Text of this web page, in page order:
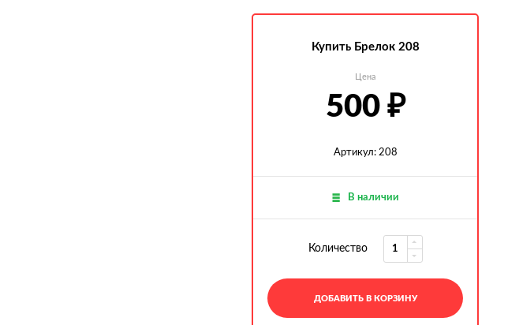
Купить Брелок 208
Цена
500 ₽
Артикул: 208
В наличии
Количество
ДОБАВИТЬ В КОРЗИНУ